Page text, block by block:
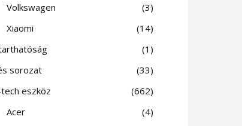
Volkswagen
3
Xiaomi
14
1
sorozat
33
eszköz
662
Acer
4